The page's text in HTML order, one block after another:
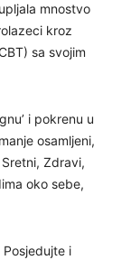
mnostvo
kroz
sa svojim
i pokrenu u
osamljeni,
Zdravi,
oko sebe,
i